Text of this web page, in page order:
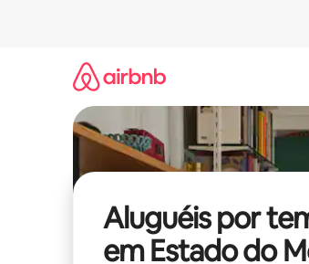
Aluguéis por
em Estado do